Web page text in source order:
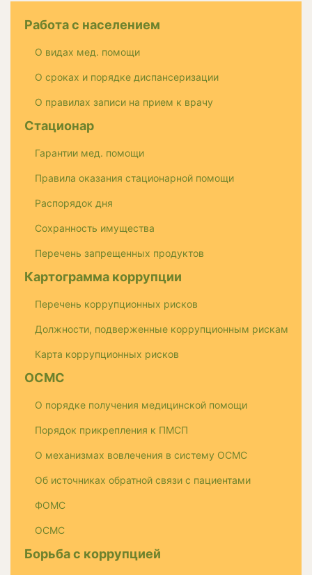
Работа с населением
О видах мед. помощи
О сроках и порядке диспансеризации
О правилах записи на прием к врачу
Стационар
Гарантии мед. помощи
Правила оказания стационарной помощи
Распорядок дня
Сохранность имущества
Перечень запрещенных продуктов
Картограмма коррупции
Перечень коррупционных рисков
Должности, подверженные коррупционным рискам
Карта коррупционных рисков
ОСМС
О порядке получения медицинской помощи
Порядок прикрепления к ПМСП
О механизмах вовлечения в систему ОСМС
Об источниках обратной связи с пациентами
ФОМС
ОСМС
Борьба с коррупцией